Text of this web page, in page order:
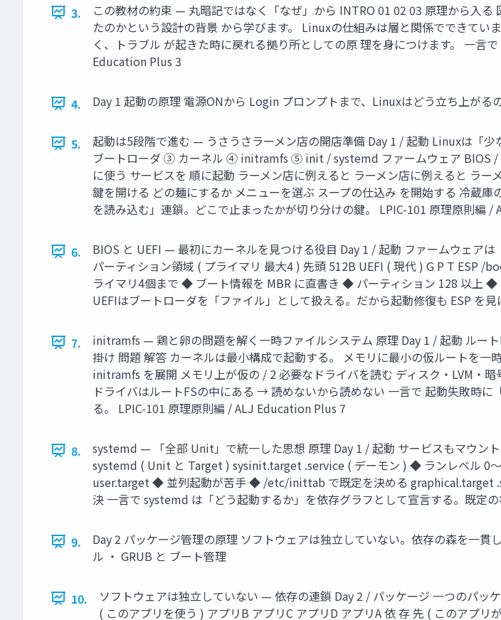
3.
この教材の約束 — 丸暗記ではなく「なぜ」から INTRO 01 02 03 原理から入
たのかという設計の背景 から学びます。 Linuxの仕組みは層と関係でできて
く、トラブル が起きた時に戻れる拠り所としての原 理を身につけます。 一言
Education Plus 3
4. Day 1 起動の原理 電源ONから Login プロンプトまで、Linuxはどう立ち上が
5.
起動は5段階で進む — うさうさラーメン店の開店準備 Day 1 / 起動 Linuxは「
ブートローダ ③ カーネル ④ initramfs ⑤ init / systemd ファームウェア BIOS /
に使う サービスを 順に起動 ラーメン店に例えると ラーメン店に例えると ラ
鍵を開ける どの麺にするか メニューを選ぶ スープの仕込み を開始する 冷蔵
を読み込む」連鎖。どこで止まったかが切り分けの鍵。 LPIC-101 原理原則編 /
6.
BIOS と UEFI — 最初にカーネルを見つける役目 Day 1 / 起動 ファームウェア
パーティション領域 ( プライマリ 最大4 ) 先頭 512B UEFI ( 現代 ) G P T
ライマリ4個まで ◆ ブート情報を MBR に直書き ◆ パーティション 128 以上
UEFIはブートローダを「ファイル」として扱える。だから起動修復も ESP を
7.
initramfs — 鶏と卵の問題を解く一時ファイルシステム 原理 Day 1 / 起動 ルー
掛け 問題 解答 カーネルは最小構成で起動する。 メモリに最小の仮ルートを
initramfs を展開 メモリ上が仮の / 2 必要なドライバを読む ディスク・LVM
ドライバはルートFSの中にある → 読めないから読めない 一言で 起動失敗時
る。 LPIC-101 原理原則編 / ALJ Education Plus 7
8.
systemd — 「全部 Unit」で統一した思想 原理 Day 1 / 起動 サービスもマウン
systemd ( Unit と Target ) sysinit.target .service ( デーモン ) ◆ ランレベル
user.target ◆ 並列起動が苦手 ◆ /etc/inittab で既定を決める graphical.target
決 一言で systemd は「どう起動するか」を依存グラフとして宣言する。既
9.
Day 2 パッケージ管理の原理 ソフトウェアは独立していない。依存の森を一
ル ・ GRUB と ブート管理
10.
ソフトウェアは独立していない — 依存の連鎖 Day 2 / パッケージ 一つのパッ
( このアプリを使う ) アプリB アプリC アプリD アプリA 依 存 先 ( このア